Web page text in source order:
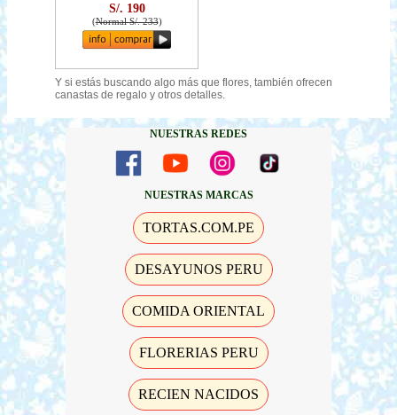
S/. 190
(Normal S/. 233)
Y si estás buscando algo más que flores, también ofrecen
canastas de regalo y otros detalles.
NUESTRAS REDES
NUESTRAS MARCAS
TORTAS.COM.PE
DESAYUNOS PERU
COMIDA ORIENTAL
FLORERIAS PERU
RECIEN NACIDOS